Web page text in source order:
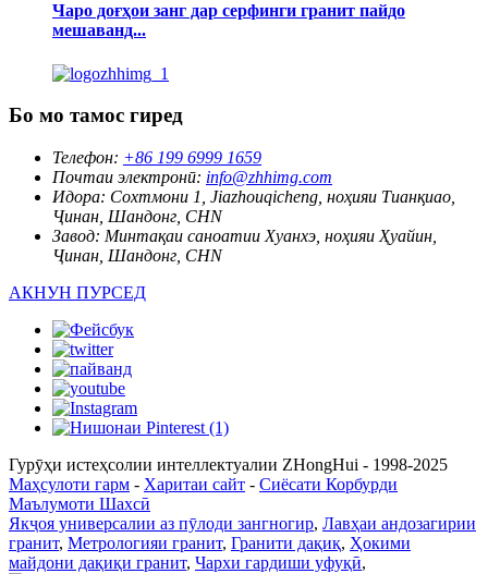
Чаро доғҳои занг дар серфинги гранит пайдо
мешаванд...
Бо мо тамос гиред
Телефон: +86 199 6999 1659
Почтаи электронӣ: info@zhhimg.com
Идора: Сохтмони 1, Jiazhouqicheng, ноҳияи Тианқиао,
Ҷинан, Шандонг, CHN
Завод: Минтақаи саноатии Хуанхэ, ноҳияи Ҳуайин,
Ҷинан, Шандонг, CHN
АКНУН ПУРСЕД
Гурӯҳи истеҳсолии интеллектуалии ZHongHui - 1998-2025
Маҳсулоти гарм - Харитаи сайт - Сиёсати Корбурди
Маълумоти Шахсӣ
Якҷоя универсалии аз пӯлоди зангногир, Лавҳаи андозагирии
гранит, Метрологияи гранит, Гранити дақиқ, Ҳокими
майдони дақиқи гранит, Чархи гардиши уфуқӣ,